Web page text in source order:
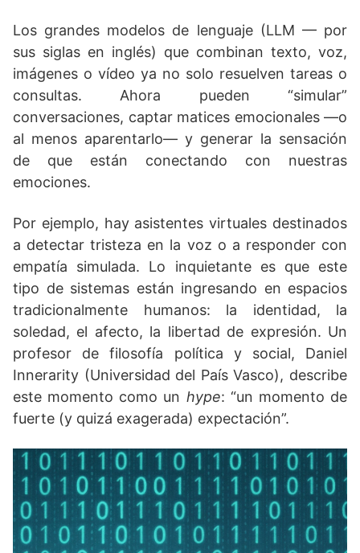
Los grandes modelos de lenguaje (LLM — por
sus siglas en inglés) que combinan texto, voz,
imágenes o vídeo ya no solo resuelven tareas o
consultas. Ahora pueden “simular”
conversaciones, captar matices emocionales —o
al menos aparentarlo— y generar la sensación
de que están conectando con nuestras
emociones.
Por ejemplo, hay asistentes virtuales destinados
a detectar tristeza en la voz o a responder con
empatía simulada. Lo inquietante es que este
tipo de sistemas están ingresando en espacios
tradicionalmente humanos: la identidad, la
soledad, el afecto, la libertad de expresión. Un
profesor de filosofía política y social, Daniel
Innerarity (Universidad del País Vasco), describe
este momento como un hype: “un momento de
fuerte (y quizá exagerada) expectación”.